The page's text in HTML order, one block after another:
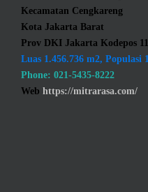
Kecamatan Cengkareng
Kota Jakarta Barat
Prov DKI Jakarta Kodepos
Luas 1.456.736 m2, Populasi
Phone: 021-5435-8222
Web https://mitrarasa.com/